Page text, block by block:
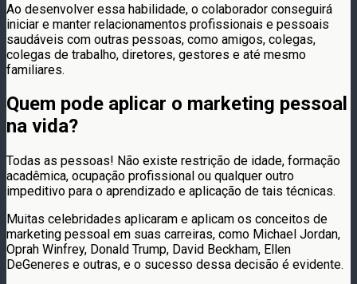
Ao desenvolver essa habilidade, o colaborador conseguirá
iniciar e manter relacionamentos profissionais e pessoais
saudáveis com outras pessoas, como amigos, colegas,
colegas de trabalho, diretores, gestores e até mesmo
familiares.
Quem pode aplicar o marketing pessoal
na vida?
Todas as pessoas! Não existe restrição de idade, formação
acadêmica, ocupação profissional ou qualquer outro
impeditivo para o aprendizado e aplicação de tais técnicas.
Muitas celebridades aplicaram e aplicam os conceitos de
marketing pessoal em suas carreiras, como Michael Jordan,
Oprah Winfrey, Donald Trump, David Beckham, Ellen
DeGeneres e outras, e o sucesso dessa decisão é evidente.